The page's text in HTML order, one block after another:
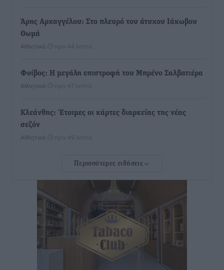
Άρης Αρχαγγέλου: Στο πλευρό του άτυχου Ιάκωβου
Θωμά
Αθλητικά πριν 44 λεπτά
Φοίβος: Η μεγάλη επιστροφή του Μπρένο Σαλβατιέρα
Αθλητικά πριν 47 λεπτά
Κλεάνθης: Έτοιμες οι κάρτες διαρκείας της νέας
σεζόν
Αθλητικά πριν 49 λεπτά
Ατρόμητος Διμυλιάς: Ο Μαργαρίτης και μία
Αθλητικά
Γ.Σ. Διαγόρας: Επέστρεψε στις Ακαδημίες η Ειρήνη
Παπαεμμανουήλ
Αθλητικά
ΣΚΟΕ: Σαββατοκύριακο με αγώνες από τον Σ.Σ. Ρόδου
Περισσότερες ειδήσεις